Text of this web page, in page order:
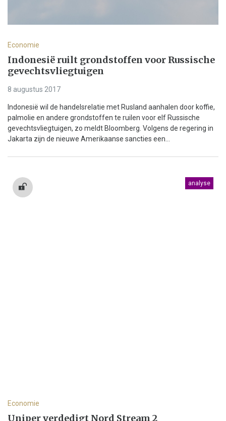
Economie
Indonesië ruilt grondstoffen voor Russische
gevechtsvliegtuigen
8 augustus 2017
Indonesië wil de handelsrelatie met Rusland aanhalen door koffie,
palmolie en andere grondstoffen te ruilen voor elf Russische
gevechtsvliegtuigen, zo meldt Bloomberg. Volgens de regering in
Jakarta zijn de nieuwe Amerikaanse sancties een...
analyse
Economie
Uniper verdedigt Nord Stream 2